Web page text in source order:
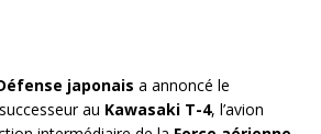
japonais a annoncé le
au Kawasaki T-4, l’avion